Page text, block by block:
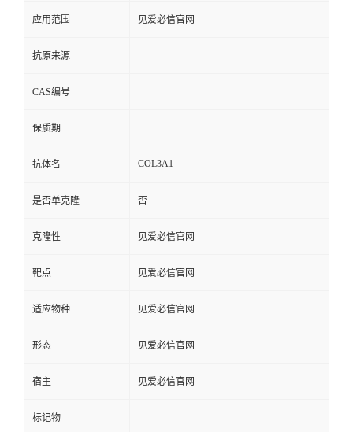
应用范围 见爱必信官网
抗原来源
CAS编号
保质期
抗体名 COL3A1
是否单克隆 否
克隆性 见爱必信官网
靶点 见爱必信官网
适应物种 见爱必信官网
形态 见爱必信官网
宿主 见爱必信官网
标记物